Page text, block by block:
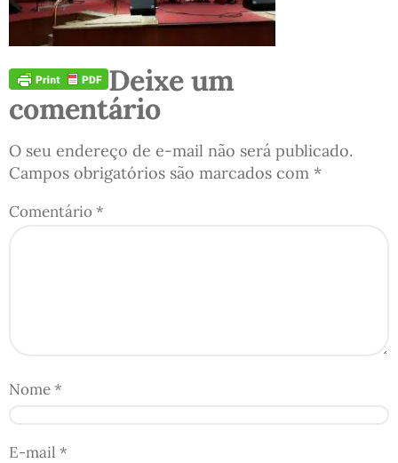
Deixe um
comentário
O seu endereço de e-mail não será publicado.
Campos obrigatórios são marcados com *
Comentário*
Nome*
E-mail *